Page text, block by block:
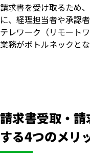
請求書を受け取るため
に、経理担当者や承認
テレワーク（リモート
業務がボトルネックと
請求書受取・
する4つのメリ